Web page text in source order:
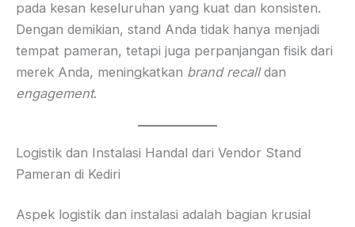
pada kesan keseluruhan yang kuat dan konsisten.
Dengan demikian, stand Anda tidak hanya menjadi
tempat pameran, tetapi juga perpanjangan fisik dari
merek Anda, meningkatkan brand recalldan
engagement.
Logistik dan Instalasi Handal dari Vendor Stand
Pameran di Kediri
Aspek logistik dan instalasi adalah bagian krusial